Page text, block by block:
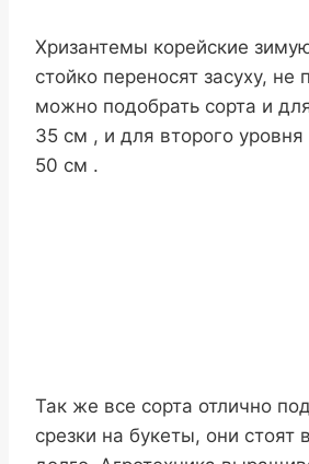
Хризантемы корейские
стойко переносят засуху, не
можно подобрать сорта и
35 см , и для второго
50 см .
Так же все сорта отлично
срезки на букеты, они стоят